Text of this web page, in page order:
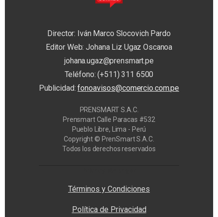
Director: Iván Marco Slocovich Pardo
Editor Web: Johana Liz Ugaz Oscanoa
johana.ugaz@prensmart.pe
Teléfono: (+511) 311 6500
Publicidad:fonoavisos@comercio.com.pe
PRENSMART S.A.C.
Prensmart Calle Paracas #532
Pueblo Libre, Lima - Perú
Copyright © PrenSmart S.A.C.
Todos los derechos reservados
Términos y Condiciones
Política de Privacidad